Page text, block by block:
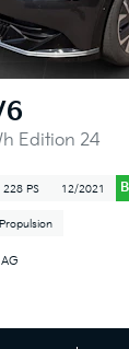
Edition 24
228 PS 12/2021 B
Propulsion